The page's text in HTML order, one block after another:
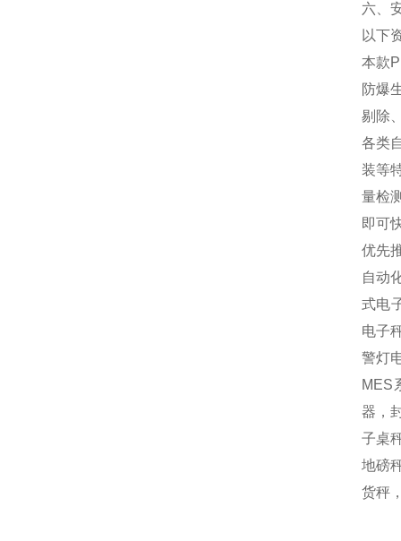
六、
以下
本款
防爆
剔除
各类
装等
量检
即可
优先
自动
式电
电子
警灯
MES
器，
子桌
地磅
货秤